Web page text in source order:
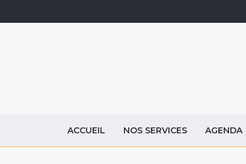
ACCUEIL NOS SERVICES AGENDA